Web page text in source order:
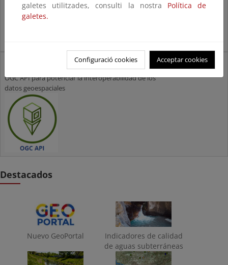
OGC API para potenciar la interoperabilidad de los
datos geoespaciales
Destacados
Nuevo GeoPortal
Indicadores de calidad
de aguas subterráneas
galetes utilitzades, consulti la nostra Política de
galetes.
Configuració cookies Acceptar cookies